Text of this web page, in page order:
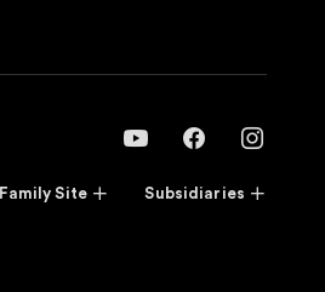
Family Site Subsidiaries